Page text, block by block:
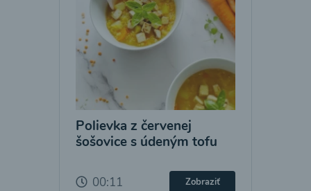
Polievka z červenej
šošovice s údeným tofu
00:11 Zobraziť